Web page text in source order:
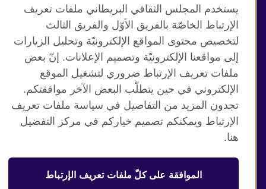
TikTok Instagram
Youtube
موقع المجلس الثقافي البريطاني العالمي
الخصوصية وشروط الاستخدام
ملفات تعريف الإرتباط
خارطة الموقع
يستخدم المجلس الثقافي البريطاني ملفات تعريف
الإرتباط الخاصّة بالفريق الأوّل والفريق الثالث
لتخصيص محتوى المواقع الإلكترونيّة وتحليل الزيارات
إلى مواقعنا الإلكترونيّة وتصميم الإعلانات. إنّ بعض
ملفات تعريف الإرتباط ضروري لتشغيل الموقع
الإلكتروني في حين يتطلّب البعض الآخر موافقتكم.
تجدون المزيد من التفاصيل في سياسة ملفات تعريف
الإرتباط ويمكنكم تصميم خياركم في مركز التفضيل
هنا.
الموافقة على كلّ ملفات تعريف الإرتباط